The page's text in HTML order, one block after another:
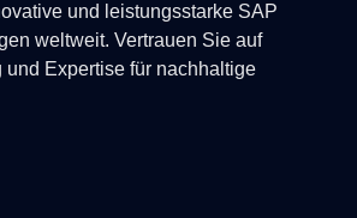
und leistungsstarke SAP
weltweit. Vertrauen Sie auf
und Expertise für nachhaltige